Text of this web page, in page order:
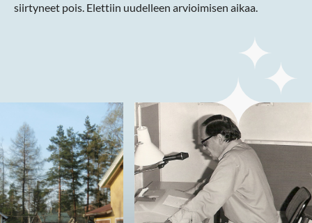
siirtyneet pois. Elettiin uudelleen arvioimisen aikaa.